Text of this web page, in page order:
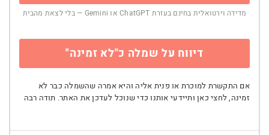
מדידה וירטואלית בחינם בעזרת ChatGPT או Gemini — בלי לצאת מהבית
דיווח על שמלה כ"לא זמינה"
אם התקשרת למוכרת או פנית אליה והיא אמרה שהשמלה כבר לא
זמינה, לחצי כאן ותיידעי אותנו כדי שנוכל לעדכן את האתר. תודה רבה